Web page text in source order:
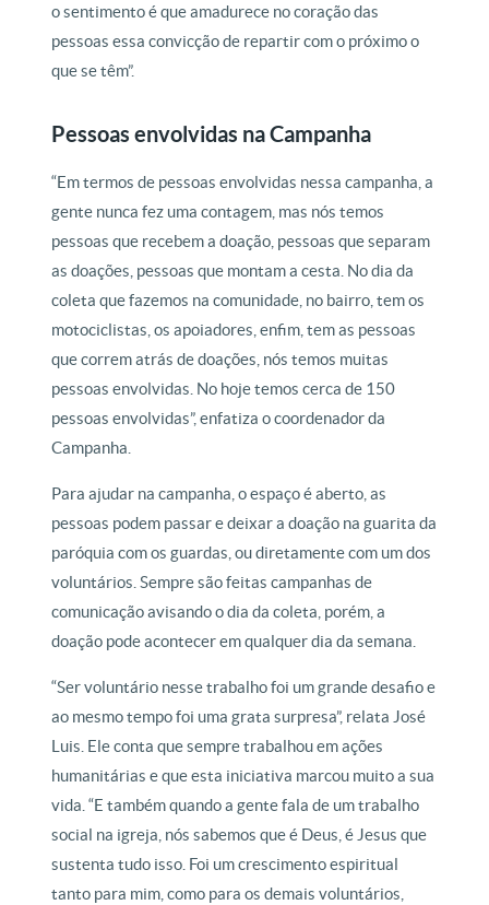
o sentimento é que amadurece no coração das
pessoas essa convicção de repartir com o próximo o
que se têm”.
Pessoas envolvidas na Campanha
“Em termos de pessoas envolvidas nessa campanha, a
gente nunca fez uma contagem, mas nós temos
pessoas que recebem a doação, pessoas que separam
as doações, pessoas que montam a cesta. No dia da
coleta que fazemos na comunidade, no bairro, tem os
motociclistas, os apoiadores, enfim, tem as pessoas
que correm atrás de doações, nós temos muitas
pessoas envolvidas. No hoje temos cerca de 150
pessoas envolvidas”, enfatiza o coordenador da
Campanha.
Para ajudar na campanha, o espaço é aberto, as
pessoas podem passar e deixar a doação na guarita da
paróquia com os guardas, ou diretamente com um dos
voluntários. Sempre são feitas campanhas de
comunicação avisando o dia da coleta, porém, a
doação pode acontecer em qualquer dia da semana.
“Ser voluntário nesse trabalho foi um grande desafio e
ao mesmo tempo foi uma grata surpresa”, relata José
Luis. Ele conta que sempre trabalhou em ações
humanitárias e que esta iniciativa marcou muito a sua
vida. “E também quando a gente fala de um trabalho
social na igreja, nós sabemos que é Deus, é Jesus que
sustenta tudo isso. Foi um crescimento espiritual
tanto para mim, como para os demais voluntários,